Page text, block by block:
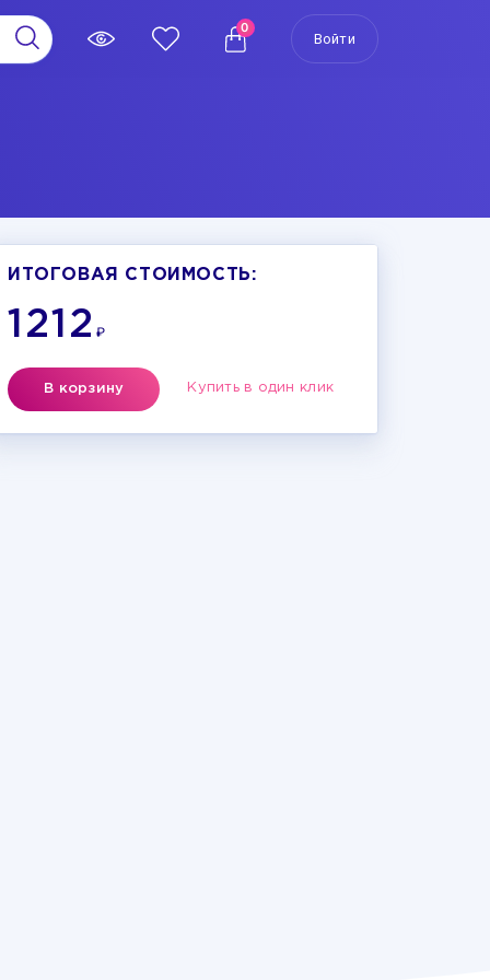
0
Войти
ИТОГОВАЯ СТОИМОСТЬ:
1212 ₽
В корзину Купить в один клик